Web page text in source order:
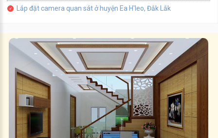
Lắp đặt camera quan sát ở huyện Ea H'leo, Đắk Lắk